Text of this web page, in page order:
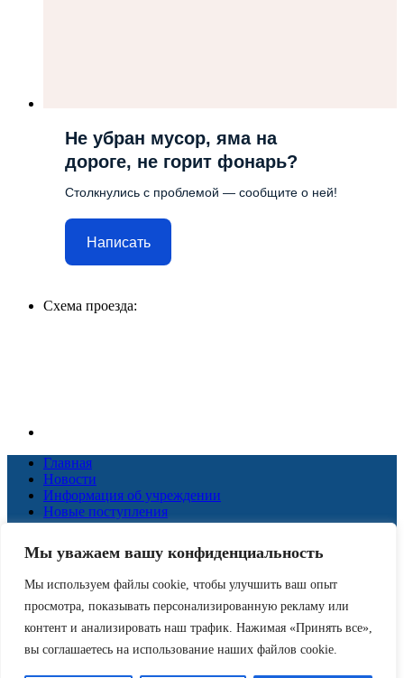
Мы уважаем вашу конфиденциальность
Мы используем файлы cookie, чтобы улучшить ваш опыт
просмотра, показывать персонализированную рекламу или
контент и анализировать наш трафик. Нажимая «Принять все»,
вы соглашаетесь на использование наших файлов cookie.
Не убран мусор, яма на
дороге, не горит фонарь?
Столкнулись с проблемой — сообщите о ней!
Написать
Схема проезда:
Главная
Новости
Информация об учреждении
Новые поступления
Коллегам
КЗД
Наши услуги
Виртуальная справка
Противодействие терроризму
Центральная районная библиотека им. Л. Л. Габышева